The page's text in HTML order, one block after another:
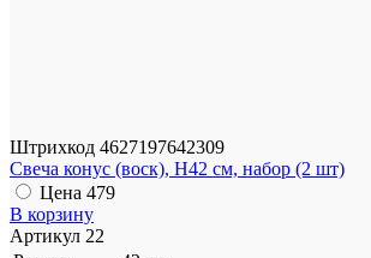
Штрихкод 4627197642309
Свеча конус (воск), H42 см, набор (2 шт)
Цена 479
В корзину
Артикул 22